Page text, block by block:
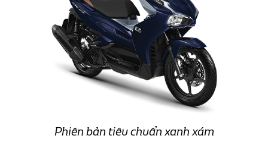
Phiên bản tiêu chuẩn xanh xám